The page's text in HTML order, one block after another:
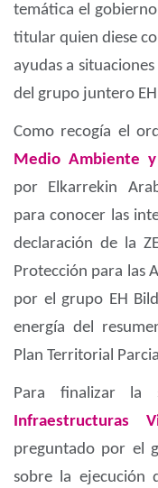
temática el
titular quien diese
ayudas a
del grupo juntero
Como recogía el
Medio Ambiente
por Elkarrekin
para conocer las
declaración de la
Protección para las
por el grupo EH
energía del
Plan Territorial
Para finalizar la
Infraestructuras
preguntado por el
sobre la ejecución